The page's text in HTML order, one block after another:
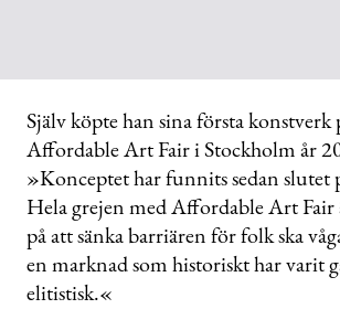
Själv köpte han sina första konstverk
Affordable Art Fair i Stockholm år
»Konceptet har funnits sedan slutet
Hela grejen med Affordable Art
på att sänka barriären för folk ska
en marknad som historiskt har varit
elitistisk.«